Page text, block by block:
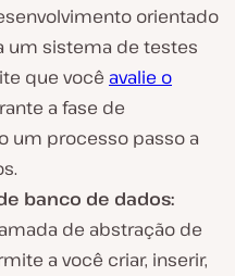
orientado
um sistema de testes
que você avalie o
a fase de
um processo passo a
banco de dados:
de abstração de
a você criar, inserir,